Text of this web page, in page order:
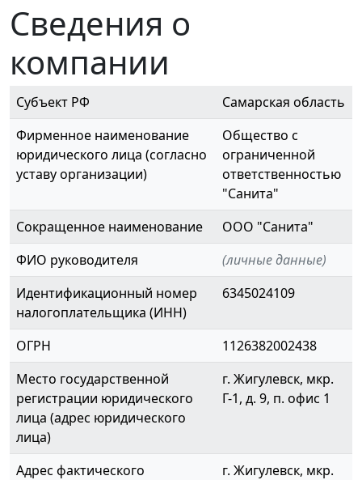
Сведения о
компании
Субъект РФ
Самарская область
Фирменное наименование
юридического лица (согласно
уставу организации)
Общество с
ограниченной
ответственностью
"Санита"
Сокращенное наименование
ООО "Санита"
ФИО руководителя
(личные данные)
Идентификационный номер
налогоплательщика (ИНН)
6345024109
ОГРН
1126382002438
Место государственной
регистрации юридического
лица (адрес юридического
лица)
г. Жигулевск, мкр.
Г-1, д. 9, п. офис 1
Адрес фактического
г. Жигулевск, мкр.